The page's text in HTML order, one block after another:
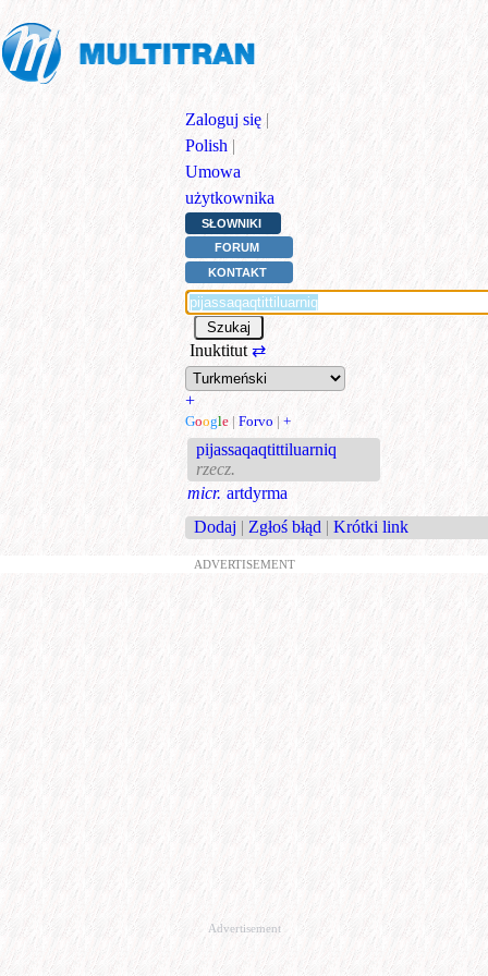
Zaloguj się |
Polish |
Umowa
użytkownika
SŁOWNIKI
FORUM
KONTAKT
Inuktitut⇄
+
Google | Forvo | +
pijassaqaqtittiluarniq
rzecz.
micr. artdyrma
Dodaj | Zgłoś błąd | Krótki link
ADVERTISEMENT
Advertisement